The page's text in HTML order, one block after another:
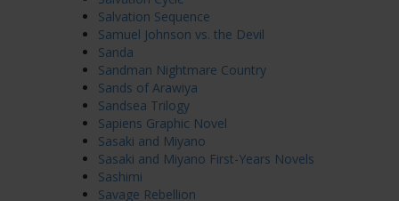
Salvation Sequence
Samuel Johnson vs. the Devil
Sanda
Sandman Nightmare Country
Sands of Arawiya
Sandsea Trilogy
Sapiens Graphic Novel
Sasaki and Miyano
Sasaki and Miyano First-Years Novels
Sashimi
Savage Rebellion